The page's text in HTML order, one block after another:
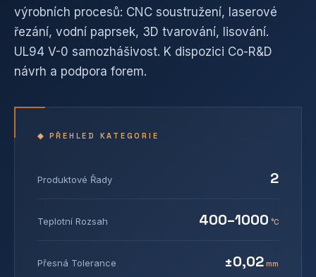
výrobních procesů: CNC soustružení, laserové
řezání, vodní paprsek, 3D tvarování, lisování.
UL94 V-0 samozhášivost. K dispozici Co-R&D
návrh a podpora forem.
◆ PŘEHLED KATEGORIE
Produktové Řady 2
Teplotní Rozsah 400–1000 °C
Přesná Tolerance ±0,02 mm